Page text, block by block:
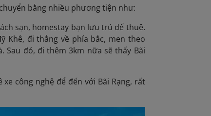
bằng nhiều phương tiện như:
sạn, homestay bạn lưu trú để thuê.
Khê, đi thẳng về phía bắc, men theo
Sau đó, đi thêm 3km nữa sẽ thấy Bãi
công nghệ để đến với Bãi Rạng, rất